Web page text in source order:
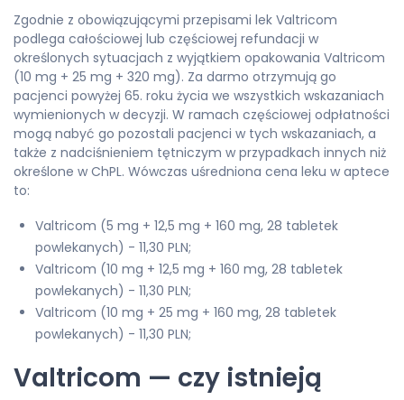
Zgodnie z obowiązującymi przepisami lek Valtricom
podlega całościowej lub częściowej refundacji w
określonych sytuacjach z wyjątkiem opakowania Valtricom
(10 mg + 25 mg + 320 mg). Za darmo otrzymują go
pacjenci powyżej 65. roku życia we wszystkich wskazaniach
wymienionych w decyzji. W ramach częściowej odpłatności
mogą nabyć go pozostali pacjenci w tych wskazaniach, a
także z nadciśnieniem tętniczym w przypadkach innych niż
określone w ChPL. Wówczas uśredniona cena leku w aptece
to:
Valtricom (5 mg + 12,5 mg + 160 mg, 28 tabletek
powlekanych) - 11,30 PLN;
Valtricom (10 mg + 12,5 mg + 160 mg, 28 tabletek
powlekanych) - 11,30 PLN;
Valtricom (10 mg + 25 mg + 160 mg, 28 tabletek
powlekanych) - 11,30 PLN;
Valtricom — czy istnieją